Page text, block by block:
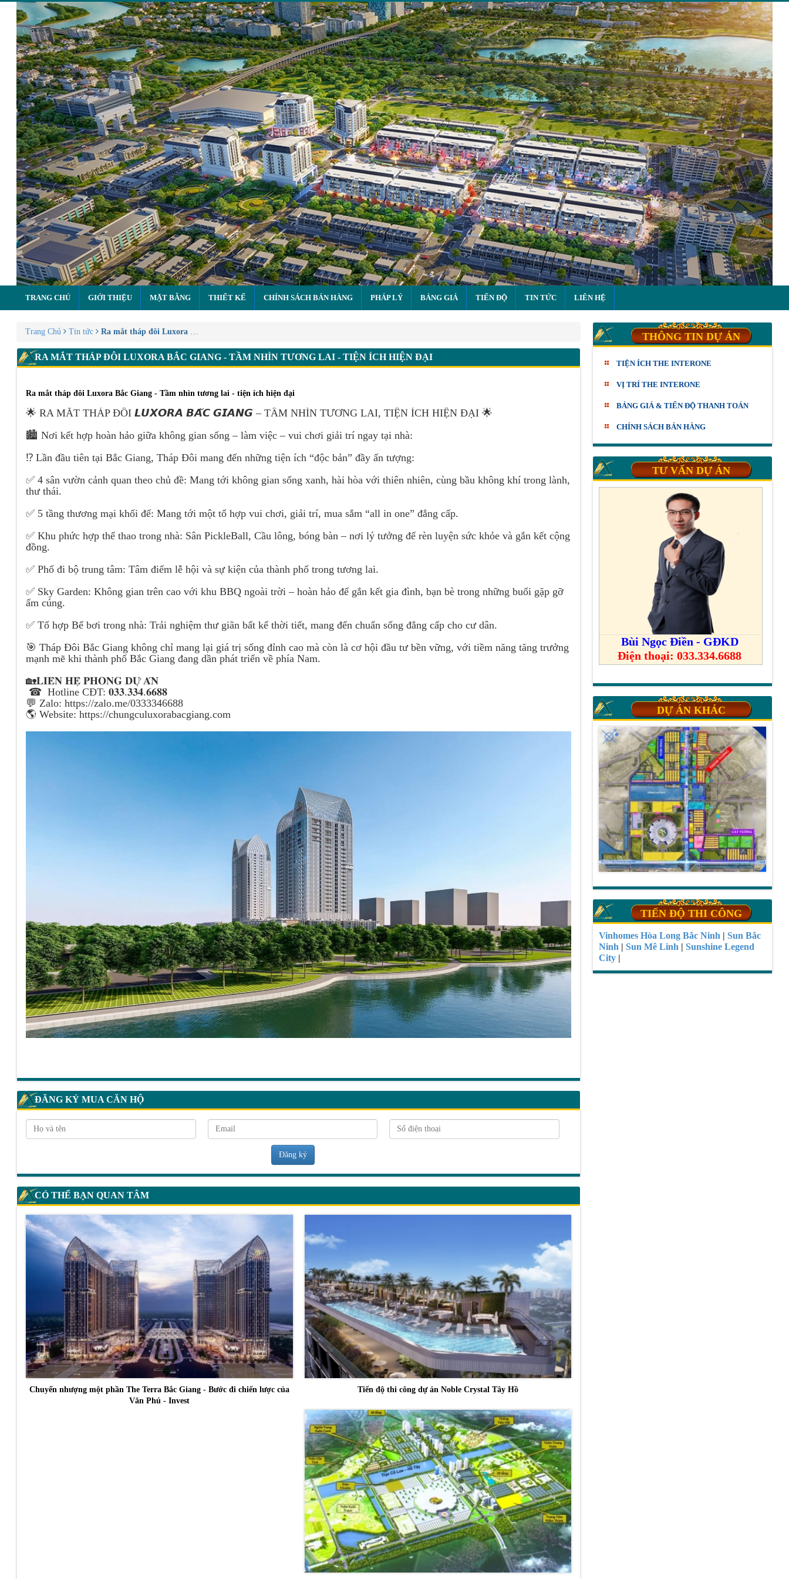
TRANG CHỦ GIỚI THIỆU MẶT BẰNG THIẾT KẾ CHÍNH SÁCH BÁN HÀNG PHÁP LÝ BẢNG GIÁ TIẾN ĐỘ TIN TỨC LIÊN HỆ
Trang Chủ Tin tức Ra mắt tháp đôi Luxora Bắc Giang - Tầm nhìn tương lai - tiện ích hiện đại
RA MẮT THÁP ĐÔI LUXORA BẮC GIANG - TẦM NHÌN TƯƠNG LAI - TIỆN ÍCH HIỆN ĐẠI
Ra mắt tháp đôi Luxora Bắc Giang - Tầm nhìn tương lai - tiện ích hiện đại
🌟 RA MẮT THÁP ĐÔI 𝙇𝙐𝙓𝙊𝙍𝘼 𝘽𝘼̆́𝘾 𝙂𝙄𝘼𝙉𝙂 – TẦM NHÌN TƯƠNG LAI, TIỆN ÍCH HIỆN ĐẠI 🌟
🏙 Nơi kết hợp hoàn hảo giữa không gian sống – làm việc – vui chơi giải trí ngay tại nhà:
⁉️ Lần đầu tiên tại Bắc Giang, Tháp Đôi mang đến những tiện ích “độc bản” đầy ấn tượng:
✅ 4 sân vườn cảnh quan theo chủ đề: Mang tới không gian sống xanh, hài hòa với thiên nhiên, cùng bầu không khí trong lành,
thư thái.
✅ 5 tầng thương mại khối đế: Mang tới một tổ hợp vui chơi, giải trí, mua sắm “all in one” đẳng cấp.
✅ Khu phức hợp thể thao trong nhà: Sân PickleBall, Cầu lông, bóng bàn – nơi lý tưởng để rèn luyện sức khỏe và gắn kết cộng
đồng.
✅ Phố đi bộ trung tâm: Tâm điểm lễ hội và sự kiện của thành phố trong tương lai.
✅ Sky Garden: Không gian trên cao với khu BBQ ngoài trời – hoàn hảo để gắn kết gia đình, bạn bè trong những buổi gặp gỡ
ấm cúng.
✅ Tổ hợp Bể bơi trong nhà: Trải nghiệm thư giãn bất kể thời tiết, mang đến chuẩn sống đẳng cấp cho cư dân.
🎯 Tháp Đôi Bắc Giang không chỉ mang lại giá trị sống đỉnh cao mà còn là cơ hội đầu tư bền vững, với tiềm năng tăng trưởng
mạnh mẽ khi thành phố Bắc Giang đang dần phát triển về phía Nam.
🏡𝐋𝐈𝐄̂𝐍 𝐇𝐄̣̂ 𝐏𝐇𝐎̀𝐍𝐆 𝐃𝐔̛̣ 𝐀́𝐍
☎ Hotline CĐT: 𝟎𝟑𝟑.𝟑𝟑𝟒.𝟔𝟔𝟖𝟖
💬 Zalo: https://zalo.me/0333346688
🌎 Website: https://chungculuxorabacgiang.com
ĐĂNG KÝ MUA CĂN HỘ
Đăng ký
CÓ THỂ BẠN QUAN TÂM
Chuyển nhượng một phần The Terra Bắc Giang - Bước đi chiến lược của
Văn Phú - Invest
Tiến độ thi công dự án Noble Crystal Tây Hồ
THÔNG TIN DỰ ÁN
TIỆN ÍCH THE INTERONE
VỊ TRÍ THE INTERONE
BẢNG GIÁ & TIẾN ĐỘ THANH TOÁN
CHÍNH SÁCH BÁN HÀNG
TƯ VẤN DỰ ÁN
Bùi Ngọc Điền - GĐKD
Điện thoại: 033.334.6688
DỰ ÁN KHÁC
TIẾN ĐỘ THI CÔNG
Vinhomes Hòa Long Bắc Ninh | Sun Bắc
Ninh | Sun Mê Linh | Sunshine Legend
City|